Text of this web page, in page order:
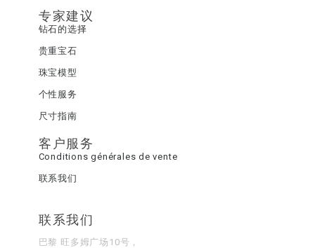
专家建议
钻石的选择
贵重宝石
珠宝模型
个性服务
尺寸指南
客户服务
Conditions générales de vente
联系我们
联系我们
巴黎 旺多姆广场10号，